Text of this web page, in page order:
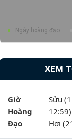
Ngày hoàng đạo
XEM
Giờ
Hoàng
Đạo
Sửu
Hợi